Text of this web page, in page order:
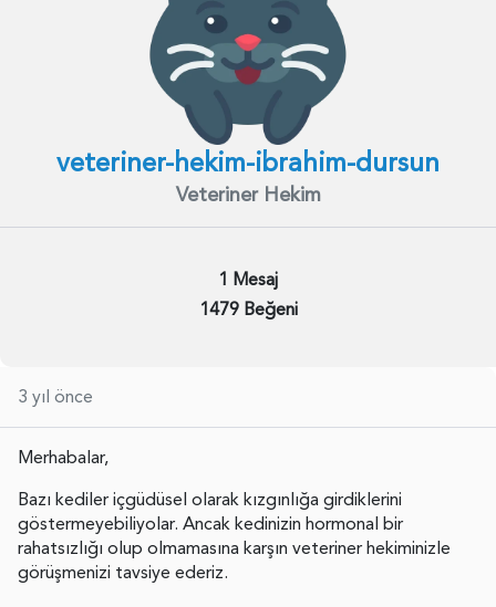
veteriner-hekim-ibrahim-dursun
Veteriner Hekim
1 Mesaj
1479 Beğeni
3 yıl önce
Merhabalar,
Bazı kediler içgüdüsel olarak kızgınlığa girdiklerini
göstermeyebiliyolar. Ancak kedinizin hormonal bir
rahatsızlığı olup olmamasına karşın veteriner hekiminizle
görüşmenizi tavsiye ederiz.